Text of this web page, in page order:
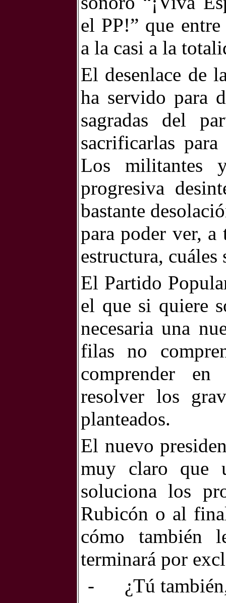
el PP!” que
a la casi a la
El desenlace de
ha servido para
sagradas del
sacrificarlas
Los militantes
progresiva
bastante
para poder ver, a
estructura, cuáles
El Partido
el que si quiere
necesaria una
filas no
comprender
resolver los
planteados.
El nuevo
muy claro que
soluciona los
Rubicón o al
cómo también
terminará por
-
¿Tú